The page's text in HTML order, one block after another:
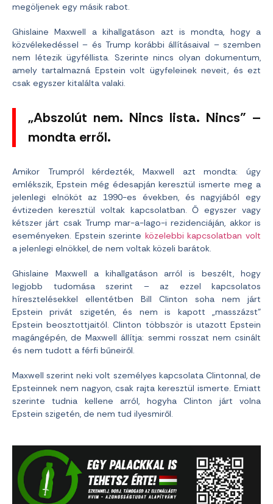
megöljenek egy másik rabot.
Ghislaine Maxwell a kihallgatáson azt is mondta, hogy a
közvélekedéssel – és Trump korábbi állításaival – szemben
nem létezik ügyféllista. Szerinte nincs olyan dokumentum,
amely tartalmazná Epstein volt ügyfeleinek neveit, és ezt
csak egyszer kitalálta valaki.
„Abszolút nem. Nincs lista. Nincs” –
mondta erről.
Amikor Trumpról kérdezték, Maxwell azt mondta: úgy
emlékszik, Epstein még édesapján keresztül ismerte meg a
jelenlegi elnököt az 1990-es években, és nagyjából egy
évtizeden keresztül voltak kapcsolatban. Ő egyszer vagy
kétszer járt csak Trump mar-a-lago-i rezidenciáján, akkor is
eseményeken. Epstein szerinte közelebbi kapcsolatban volt
a jelenlegi elnökkel, de nem voltak közeli barátok.
Ghislaine Maxwell a kihallgatáson arról is beszélt, hogy
legjobb tudomása szerint – az ezzel kapcsolatos
híresztelésekkel ellentétben Bill Clinton soha nem járt
Epstein privát szigetén, és nem is kapott „masszázst”
Epstein beosztottjaitól. Clinton többször is utazott Epstein
magángépén, de Maxwell állítja: semmi rosszat nem csinált
és nem tudott a férfi bűneiről.
Maxwell szerint neki volt személyes kapcsolata Clintonnal, de
Epsteinnek nem nagyon, csak rajta keresztül ismerte. Emiatt
szerinte tudnia kellene arról, hogyha Clinton járt volna
Epstein szigetén, de nem tud ilyesmiről.